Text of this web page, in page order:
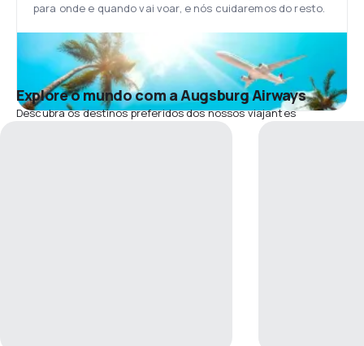
para onde e quando vai voar, e nós cuidaremos do resto.
Explore o mundo com a Augsburg Airways
Descubra os destinos preferidos dos nossos viajantes